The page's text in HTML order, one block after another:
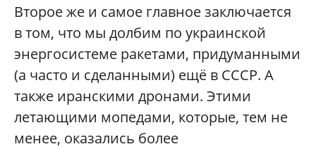
Второе же и самое главное заключается
в том, что мы долбим по украинской
энергосистеме ракетами, придуманными
(а часто и сделанными) ещё в СССР. А
также иранскими дронами. Этими
летающими мопедами, которые, тем не
менее, оказались более